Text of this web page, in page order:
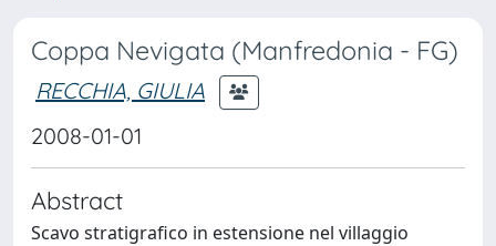
Coppa Nevigata (Manfredonia - FG)
RECCHIA, GIULIA
2008-01-01
Abstract
Scavo stratigrafico in estensione nel villaggio